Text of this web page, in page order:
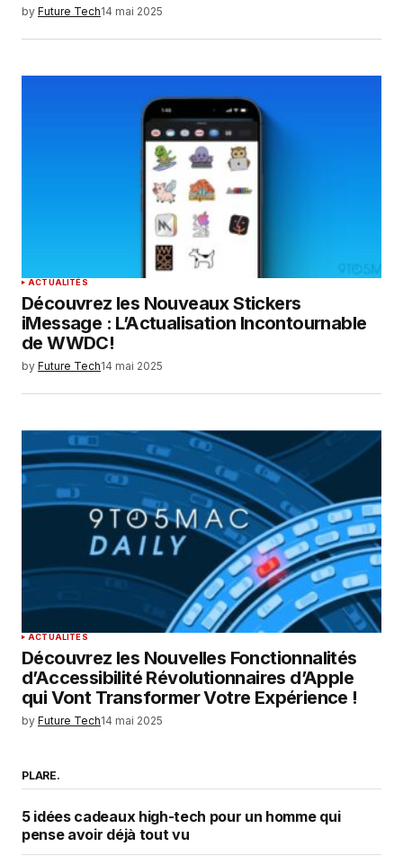
by Future Tech14 mai 2025
ACTUALITÉS
Découvrez les Nouveaux Stickers
iMessage : L’Actualisation Incontournable
de WWDC!
by Future Tech14 mai 2025
ACTUALITÉS
Découvrez les Nouvelles Fonctionnalités
d’Accessibilité Révolutionnaires d’Apple
qui Vont Transformer Votre Expérience !
by Future Tech14 mai 2025
PLARE.
5 idées cadeaux high-tech pour un homme qui
pense avoir déjà tout vu